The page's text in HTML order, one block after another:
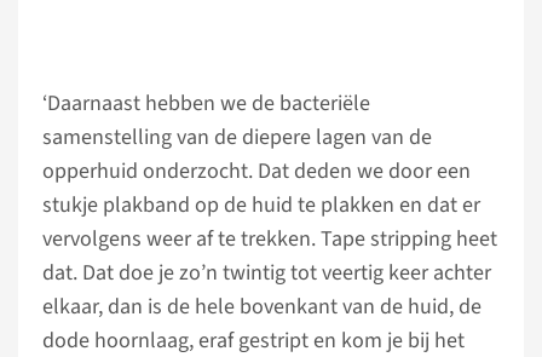
‘Daarnaast hebben we de bacteriële
samenstelling van de diepere lagen van de
opperhuid onderzocht. Dat deden we door een
stukje plakband op de huid te plakken en dat er
vervolgens weer af te trekken. Tape stripping heet
dat. Dat doe je zo’n twintig tot veertig keer achter
elkaar, dan is de hele bovenkant van de huid, de
dode hoornlaag, eraf gestript en kom je bij het